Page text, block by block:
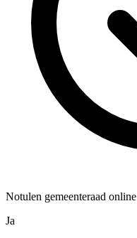
Notulen gemeenteraad online
Ja